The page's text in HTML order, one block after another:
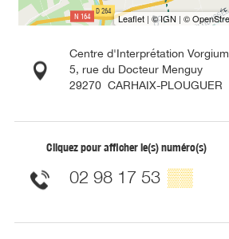
Centre d'Interprétation Vorgium
5, rue du Docteur Menguy
29270 CARHAIX-PLOUGUER
Cliquez pour afficher le(s) numéro(s)
02 98 17 53 ▒▒